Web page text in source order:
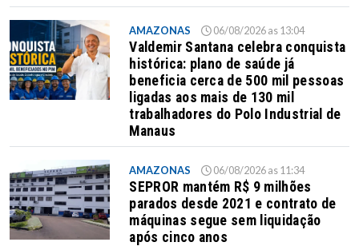
AMAZONAS 06/08/2026 as 13:04
Valdemir Santana celebra conquista
histórica: plano de saúde já
beneficia cerca de 500 mil pessoas
ligadas aos mais de 130 mil
trabalhadores do Polo Industrial de
Manaus
AMAZONAS 06/08/2026 as 11:34
SEPROR mantém R$ 9 milhões
parados desde 2021 e contrato de
máquinas segue sem liquidação
após cinco anos